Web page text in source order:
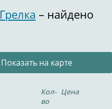
Грелка – найдено
Показать на карте
Кол-
во
Цена